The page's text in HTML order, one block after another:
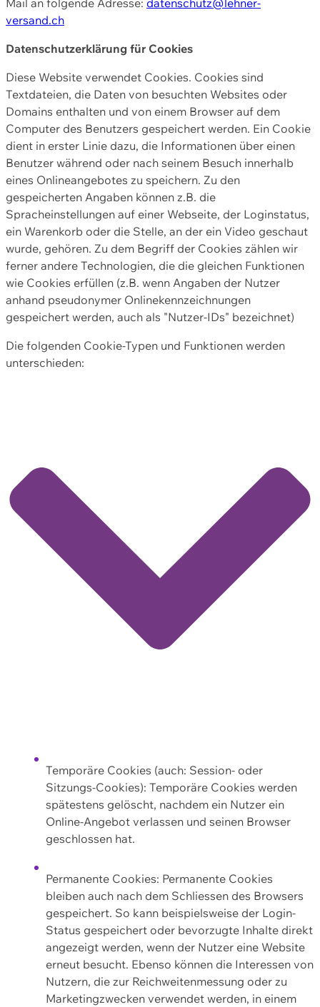
versand.ch
Datenschutzerklärung für Cookies
Diese Website verwendet Cookies. Cookies sind
Textdateien, die Daten von besuchten Websites oder
Domains enthalten und von einem Browser auf dem
Computer des Benutzers gespeichert werden. Ein Cookie
dient in erster Linie dazu, die Informationen über einen
Benutzer während oder nach seinem Besuch innerhalb
eines Onlineangebotes zu speichern. Zu den
gespeicherten Angaben können z.B. die
Spracheinstellungen auf einer Webseite, der Loginstatus,
ein Warenkorb oder die Stelle, an der ein Video geschaut
wurde, gehören. Zu dem Begriff der Cookies zählen wir
ferner andere Technologien, die die gleichen Funktionen
wie Cookies erfüllen (z.B. wenn Angaben der Nutzer
anhand pseudonymer Onlinekennzeichnungen
gespeichert werden, auch als "Nutzer-IDs" bezeichnet)
Die folgenden Cookie-Typen und Funktionen werden
unterschieden:
Temporäre Cookies (auch: Session- oder
Sitzungs-Cookies): Temporäre Cookies werden
spätestens gelöscht, nachdem ein Nutzer ein
Online-Angebot verlassen und seinen Browser
geschlossen hat.
Permanente Cookies: Permanente Cookies
bleiben auch nach dem Schliessen des Browsers
gespeichert. So kann beispielsweise der Login-
Status gespeichert oder bevorzugte Inhalte direkt
angezeigt werden, wenn der Nutzer eine Website
erneut besucht. Ebenso können die Interessen von
Nutzern, die zur Reichweitenmessung oder zu
Marketingzwecken verwendet werden, in einem